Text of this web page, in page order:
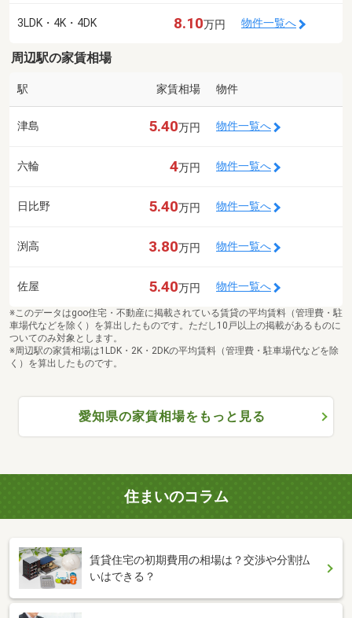
3LDK・4K・4DK 8.10万円 物件一覧へ
周辺駅の家賃相場
駅 家賃相場 物件
津島 5.40万円 物件一覧へ
六輪 4万円 物件一覧へ
日比野 5.40万円 物件一覧へ
渕高 3.80万円 物件一覧へ
佐屋 5.40万円 物件一覧へ
※このデータはgoo住宅・不動産に掲載されている賃貸の平均賃料（管理費・駐
車場代などを除く）を算出したものです。ただし10戸以上の掲載があるものに
ついてのみ対象とします。
※周辺駅の家賃相場は1LDK・2K・2DKの平均賃料（管理費・駐車場代などを除
く）を算出したものです。
愛知県の家賃相場をもっと見る
住まいのコラム
賃貸住宅の初期費用の相場は？交渉や分割払
いはできる？